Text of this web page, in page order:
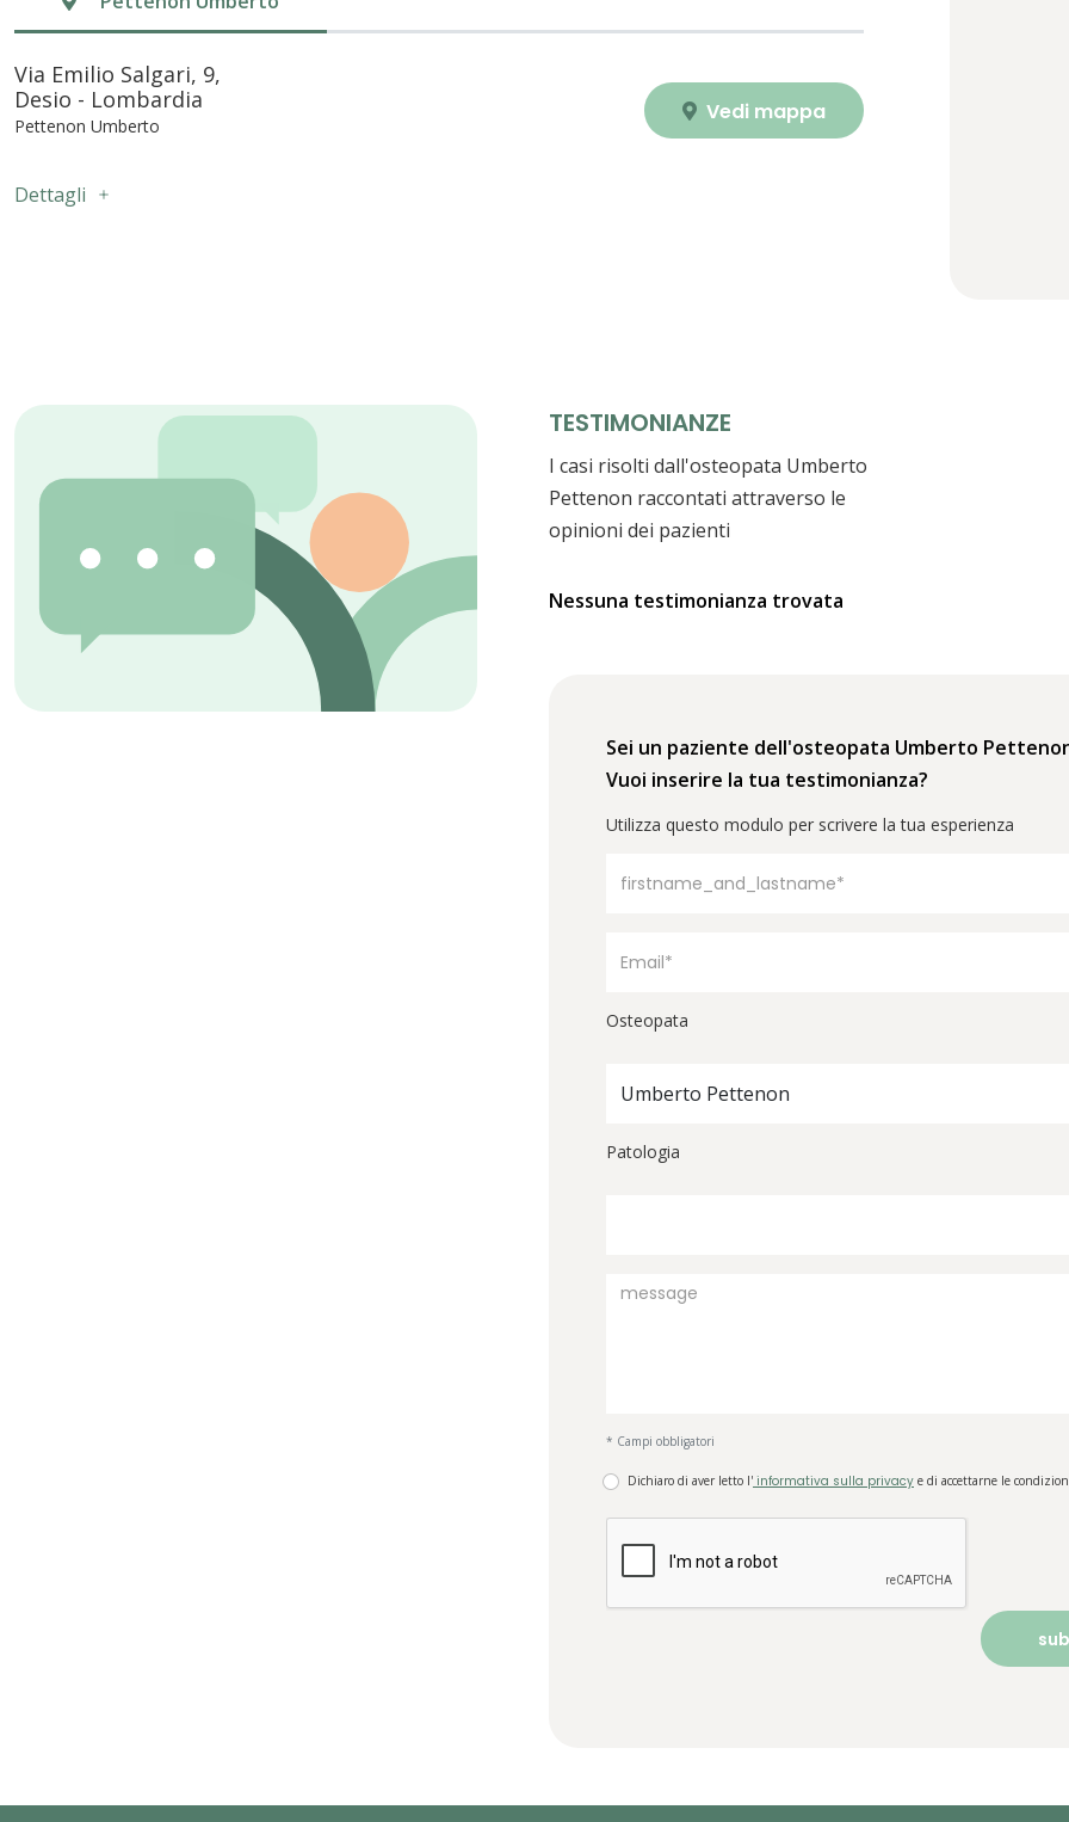
Via Emilio Salgari, 9,
Desio - Lombardia
Pettenon Umberto Vedi mappa
Dettagli
TESTIMONIANZE
I casi risolti dall'osteopata Umberto
Pettenon raccontati attraverso le
opinioni dei pazienti
Nessuna testimonianza trovata
Sei un paziente dell'osteopata Umberto
Vuoi inserire la tua testimonianza?
Utilizza questo modulo per scrivere la tua esperienza
Osteopata
Umberto Pettenon
Patologia
* Campi obbligatori
Dichiaro di aver letto l' informativa sulla privacy e di accettarne le